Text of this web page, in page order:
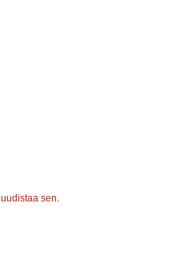
uudistaa sen